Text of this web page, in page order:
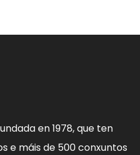
en 1978, que ten
e máis de 500 conxuntos